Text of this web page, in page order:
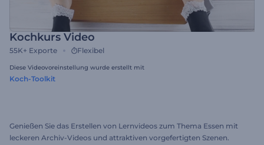
Kochkurs Video
55K+ Exporte Flexibel
Diese Videovoreinstellung wurde erstellt mit
Koch-Toolkit
Genießen Sie das Erstellen von Lernvideos zum Thema Essen mit
leckeren Archiv-Videos und attraktiven vorgefertigten Szenen.